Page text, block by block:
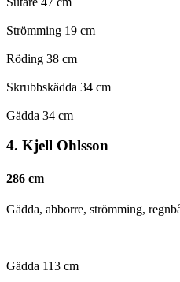
Strömming 19 cm
Röding 38 cm
Skrubbskädda 34 cm
Gädda 34 cm
4. Kjell Ohlsson
286 cm
Gädda, abborre, strömming,
Gädda 113 cm